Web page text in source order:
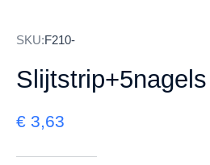
SKU:F210-
€ 3,63